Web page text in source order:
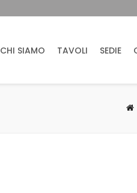
CHI SIAMO TAVOLI SEDIE